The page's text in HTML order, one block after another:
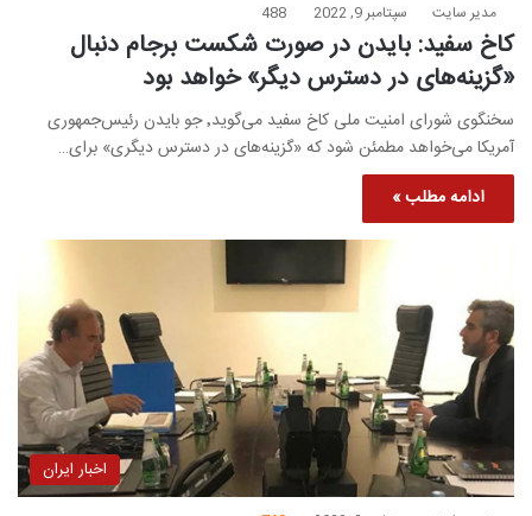
مدیر سایت سپتامبر 9, 2022 488
کاخ سفید: بایدن در صورت شکست برجام دنبال
«گزینه‌های در دسترس دیگر» خواهد بود
سخنگوی شورای امنیت ملی کاخ سفید می‌گوید٬ جو بایدن رئیس‌جمهوری
آمریکا می‌خواهد مطمئن شود که «گزینه‌های در دسترس دیگری» برای…
ادامه مطلب »
اخبار ایران